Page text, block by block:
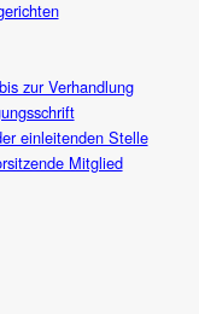
zur Verhandlung
einleitenden Stelle
Mitglied